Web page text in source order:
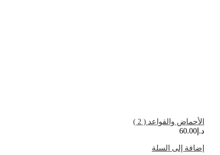
الأحماض والقواعد ( 2 )
60.00
إضافة إلى السلة